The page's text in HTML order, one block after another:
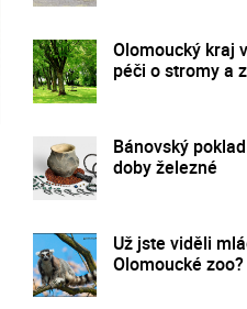
Olomoucký kraj
péči o stromy a
Bánovský
doby železné
Už jste viděli
Olomoucké zoo?